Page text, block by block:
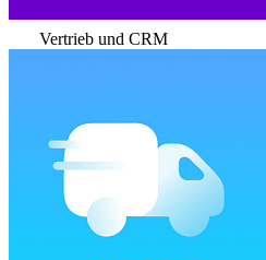
Vertrieb und CRM